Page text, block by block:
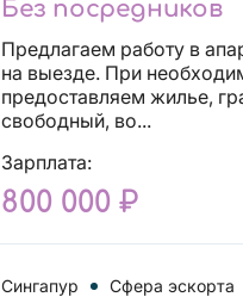
Без посредников
Предлагаем работу в
на выезде. При необходимости
предоставляем жилье,
свободный, во...
Зарплата:
800 000 ₽
Сингапур Сфера эскорта